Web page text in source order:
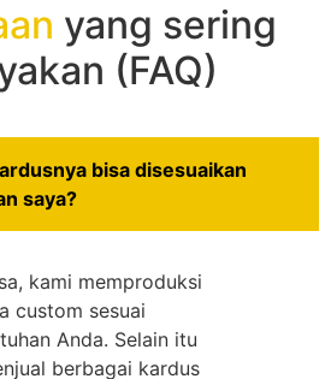
yang sering
(FAQ)
bisa disesuaikan
saya?
kami memproduksi
custom sesuai
Anda. Selain itu
berbagai kardus